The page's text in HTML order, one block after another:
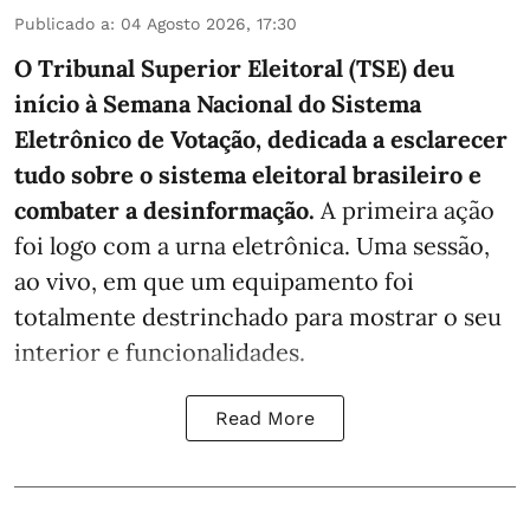
Publicado a: 04 Agosto 2026, 17:30
O Tribunal Superior Eleitoral (TSE) deu
início à Semana Nacional do Sistema
Eletrônico de Votação, dedicada a esclarecer
tudo sobre o sistema eleitoral brasileiro e
combater a desinformação. A primeira ação
foi logo com a urna eletrônica. Uma sessão,
ao vivo, em que um equipamento foi
totalmente destrinchado para mostrar o seu
interior e funcionalidades.
Read More